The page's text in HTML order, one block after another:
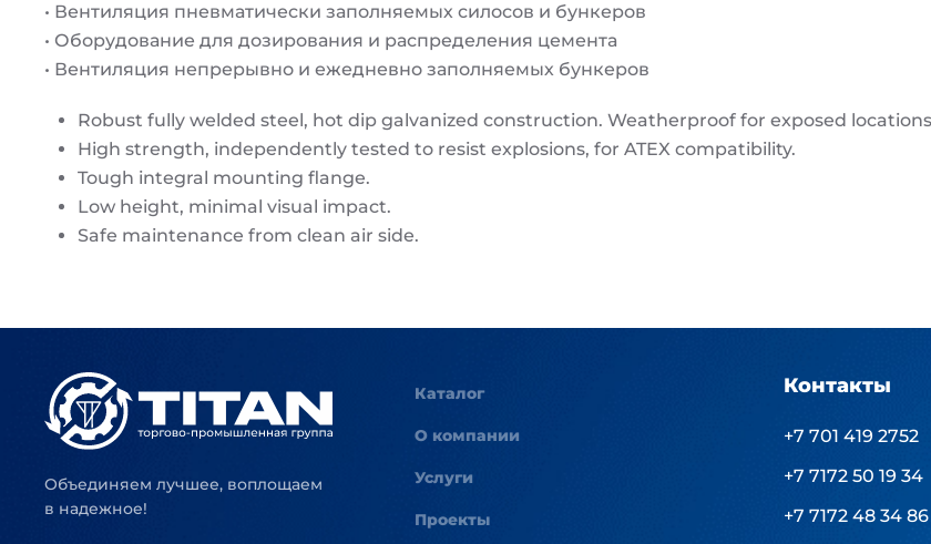
• Вентиляция пневматически заполняемых силосов и бункеров
• Оборудование для дозирования и распределения цемента
• Вентиляция непрерывно и ежедневно заполняемых бункеров
Robust fully welded steel, hot dip galvanized construction. Weatherproof for exposed
High strength, independently tested to resist explosions, for ATEX compatibility.
Tough integral mounting flange.
Low height, minimal visual impact.
Safe maintenance from clean air side.
Объединяем лучшее, воплощаем
в надежное!
Каталог
О компании
Услуги
Проекты
Контакты
+7 701 419 2752
+7 7172 50 19 34
+7 7172 48 34 86